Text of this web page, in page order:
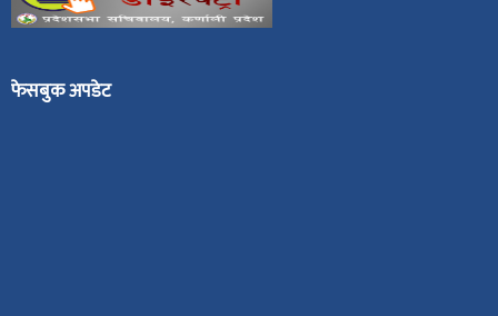
फेसबुक अपडेट